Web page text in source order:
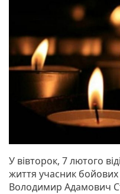
У вівторок, 7 лютого
життя учасник
Володимир Адамович